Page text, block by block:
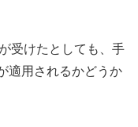
受けたとしても、手
適用されるかどうか